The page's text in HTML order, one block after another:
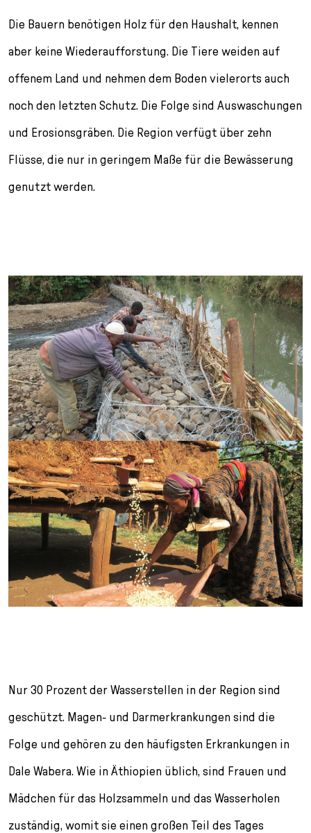
Die Bauern benötigen Holz für den Haushalt, kennen
aber keine Wiederaufforstung. Die Tiere weiden auf
offenem Land und nehmen dem Boden vielerorts auch
noch den letzten Schutz. Die Folge sind Auswaschungen
und Erosionsgräben. Die Region verfügt über zehn
Flüsse, die nur in geringem Maße für die Bewässerung
genutzt werden.
Nur 30 Prozent der Wasserstellen in der Region sind
geschützt. Magen- und Darmerkrankungen sind die
Folge und gehören zu den häufigsten Erkrankungen in
Dale Wabera. Wie in Äthiopien üblich, sind Frauen und
Mädchen für das Holzsammeln und das Wasserholen
zuständig, womit sie einen großen Teil des Tages